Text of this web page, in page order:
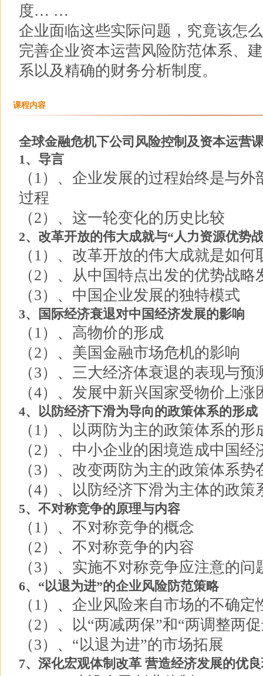
度… …
企业面临这些实际问题，究竟该怎
完善企业资本运营风险防范体系、
系以及精确的财务分析制度。
课程内容
全球金融危机下公司风险控制及资本运营
1、导言
（1）、企业发展的过程始终是与
过程
（2）、这一轮变化的历史比较
2、改革开放的伟大成就与“人力资源优势
（1）、改革开放的伟大成就是如何
（2）、从中国特点出发的优势战略
（3）、中国企业发展的独特模式
3、国际经济衰退对中国经济发展的影响
（1）、高物价的形成
（2）、美国金融市场危机的影响
（3）、三大经济体衰退的表现与预
（4）、发展中新兴国家受物价上涨
4、以防经济下滑为导向的政策体系的形成
（1）、以两防为主的政策体系的形
（2）、中小企业的困境造成中国经
（3）、改变两防为主的政策体系势
（4）、以防经济下滑为主体的政
5、不对称竞争的原理与内容
（1）、不对称竞争的概念
（2）、不对称竞争的内容
（3）、实施不对称竞争应注意的问
6、“以退为进”的企业风险防范策略
（1）、企业风险来自市场的不确定
（2）、以“两减两保”和“两调整两
（3）、“以退为进”的市场拓展
7、深化宏观体制改革 营造经济发展的优